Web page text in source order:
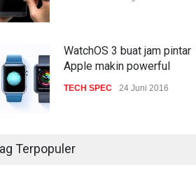
WatchOS 3 buat jam pintar
Apple makin powerful
TECH SPEC 24 Juni 2016
Terpopuler